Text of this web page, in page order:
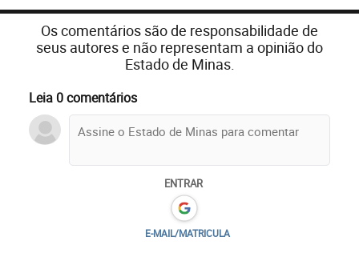
Os comentários são de responsabilidade de
seus autores e não representam a opinião do
Estado de Minas.
Leia 0 comentários
ENTRAR
E-MAIL/MATRICULA